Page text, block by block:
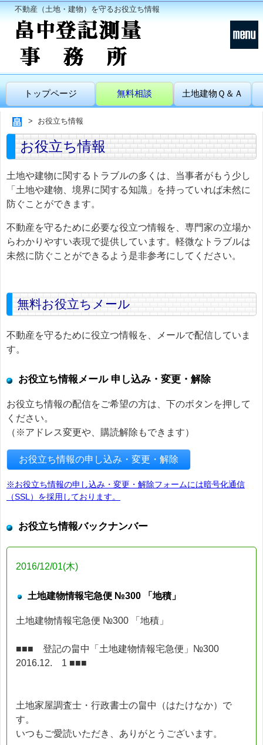
不動産（土地・建物）を守るお役立ち情報
トップページ 無料相談 土地建物Ｑ＆Ａ
お役立ち情報
お役立ち情報
土地や建物に関するトラブルの多くは、当事者がもう少し
「土地や建物、境界に関する知識」を持っていれば未然に
防ぐことができます。
不動産を守るために必要な役立つ情報を、専門家の立場か
らわかりやすい表現で提供しています。軽微なトラブルは
未然に防ぐことができるよう是非参考にしてください。
無料お役立ちメール
不動産を守るために役立つ情報を、メールで配信していま
す。
お役立ち情報メール 申し込み・変更・解除
お役立ち情報の配信をご希望の方は、下のボタンを押して
ください。
（※アドレス変更や、購読解除もできます）
お役立ち情報の申し込み・変更・解除
※お役立ち情報の申し込み・変更・解除フォームには暗号化通信
（SSL）を採用しております。
お役立ち情報バックナンバー
2016/12/01(木)
土地建物情報宅急便 №300 「地積」
土地建物情報宅急便 №300 「地積」
■■■ 登記の畠中「土地建物情報宅急便」№300
2016.12. 1 ■■■
土地家屋調査士・行政書士の畠中（はたけなか）で
す。
いつもご愛読いただき、ありがとうございます。